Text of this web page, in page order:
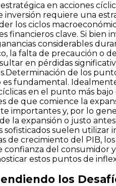
en acciones
inversión requiere una
los ciclos
financieros clave. Si bien
considerables
la falta de precaución o
en pérdidas
de los
fundamental.
en el punto más
de que comience la
importantes y, por lo
la expansión o justo
sofisticados suelen utilizar
de crecimiento del PIB,
confianza del consumidor
estos puntos de
los